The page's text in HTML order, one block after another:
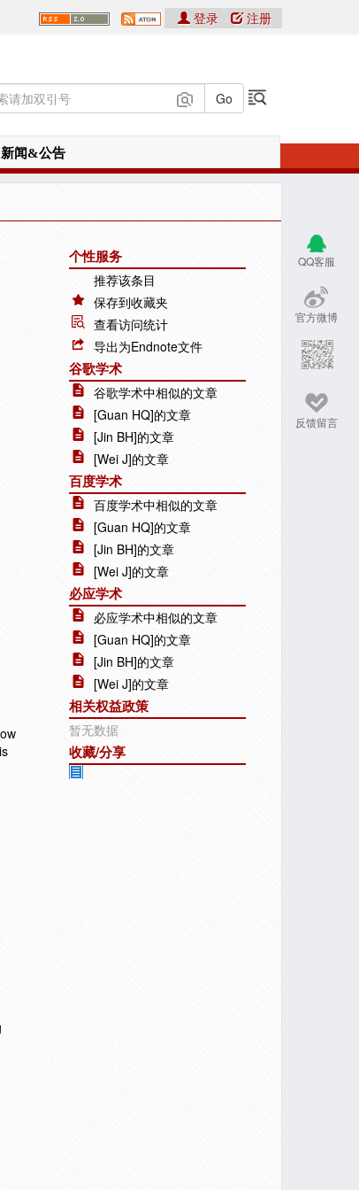
登录 注册
新闻&公告
QQ客服
官方微博
反馈留言
个性服务
推荐该条目
保存到收藏夹
查看访问统计
导出为Endnote文件
谷歌学术
谷歌学术中相似的文章
[Guan HQ]的文章
[Jin BH]的文章
[Wei J]的文章
百度学术
百度学术中相似的文章
[Guan HQ]的文章
[Jin BH]的文章
[Wei J]的文章
必应学术
必应学术中相似的文章
[Guan HQ]的文章
[Jin BH]的文章
[Wei J]的文章
相关权益政策
暂无数据
收藏/分享